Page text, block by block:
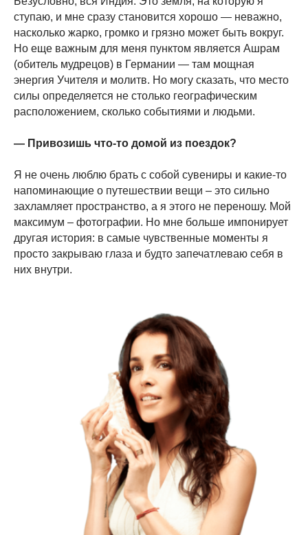
ступаю, и мне сразу становится хорошо — неважно,
насколько жарко, громко и грязно может быть вокруг.
Но еще важным для меня пунктом является Ашрам
(обитель мудрецов) в Германии — там мощная
энергия Учителя и молитв. Но могу сказать, что место
силы определяется не столько географическим
расположением, сколько событиями и людьми.
— Привозишь что-то домой из поездок?
Я не очень люблю брать с собой сувениры и какие-то
напоминающие о путешествии вещи – это сильно
захламляет пространство, а я этого не переношу. Мой
максимум – фотографии. Но мне больше импонирует
другая история: в самые чувственные моменты я
просто закрываю глаза и будто запечатлеваю себя в
них внутри.